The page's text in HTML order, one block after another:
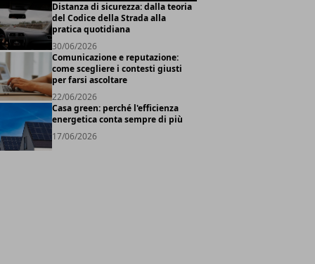
Distanza di sicurezza: dalla teoria
del Codice della Strada alla
pratica quotidiana
30/06/2026
Comunicazione e reputazione:
come scegliere i contesti giusti
per farsi ascoltare
22/06/2026
Casa green: perché l'efficienza
energetica conta sempre di più
17/06/2026